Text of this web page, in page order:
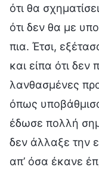
ότι θα
ότι δεν θα με
πια. Έτσι,
και είπα ότι δεν
λανθασμένες
όπως
έδωσε πολλή
δεν άλλαξε την
απ’ όσα έκανε